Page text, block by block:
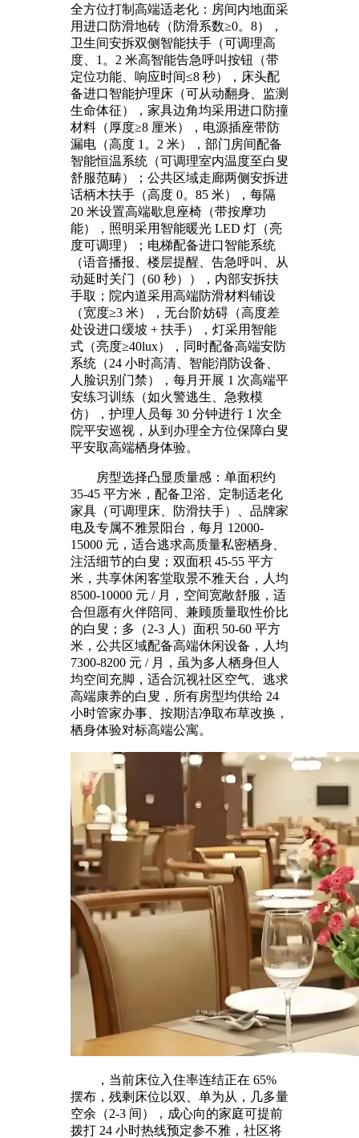
全方位打制高端适老化：房间内地面采
用进口防滑地砖（防滑系数≥0。8），
卫生间安拆双侧智能扶手（可调理高
度、1。2 米高智能告急呼叫按钮（带
定位功能、响应时间≤8 秒），床头配
备进口智能护理床（可从动翻身、监测
生命体征），家具边角均采用进口防撞
材料（厚度≥8 厘米），电源插座带防
漏电（高度 1。2 米），部门房间配备
智能恒温系统（可调理室内温度至白叟
舒服范畴）；公共区域走廊两侧安拆进
话柄木扶手（高度 0。85 米），每隔
20 米设置高端歇息座椅（带按摩功
能），照明采用智能暖光 LED 灯（亮
度可调理）；电梯配备进口智能系统
（语音播报、楼层提醒、告急呼叫、从
动延时关门（60 秒）），内部安拆扶
手取；院内道采用高端防滑材料铺设
（宽度≥3 米），无台阶妨碍（高度差
处设进口缓坡 + 扶手），灯采用智能
式（亮度≥40lux），同时配备高端安防
系统（24 小时高清、智能消防设备、
人脸识别门禁），每月开展 1 次高端平
安练习训练（如火警逃生、急救模
仿），护理人员每 30 分钟进行 1 次全
院平安巡视，从到办理全方位保障白叟
平安取高端栖身体验。
房型选择凸显质量感：单面积约
35-45 平方米，配备卫浴、定制适老化
家具（可调理床、防滑扶手）、品牌家
电及专属不雅景阳台，每月 12000-
15000 元，适合逃求高质量私密栖身、
注活细节的白叟；双面积 45-55 平方
米，共享休闲客堂取景不雅天台，人均
8500-10000 元 / 月，空间宽敞舒服，适
合但愿有火伴陪同、兼顾质量取性价比
的白叟；多（2-3 人）面积 50-60 平方
米，公共区域配备高端休闲设备，人均
7300-8200 元 / 月，虽为多人栖身但人
均空间充脚，适合沉视社区空气、逃求
高端康养的白叟，所有房型均供给 24
小时管家办事、按期洁净取布草改换，
栖身体验对标高端公寓。
，当前床位入住率连结正在 65%
摆布，残剩床位以双、单为从，几多量
空余（2-3 间），成心向的家庭可提前
拨打 24 小时热线预定参不雅，社区将